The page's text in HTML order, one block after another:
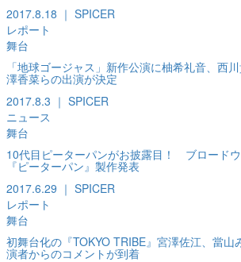
2017.8.18 ｜ SPICER
レポート
舞台
「地球ゴージャス」新作公演に柚希礼音、西
澤香菜らの出演が決定
2017.8.3 ｜ SPICER
ニュース
舞台
10代目ピーターパンがお披露目！ ブロード
『ピーターパン』製作発表
2017.6.29 ｜ SPICER
レポート
舞台
初舞台化の『TOKYO TRIBE』宮澤佐江、當山
演者からのコメントが到着